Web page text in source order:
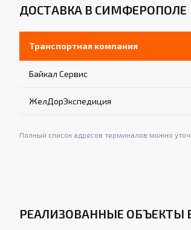
ДОСТАВКА В СИМФЕРОПОЛЕ
Транспортная компания
Байкал Сервис
ЖелДорЭкспедиция
Полный список адресов терминалов можно
РЕАЛИЗОВАННЫЕ ОБЪЕКТЫ